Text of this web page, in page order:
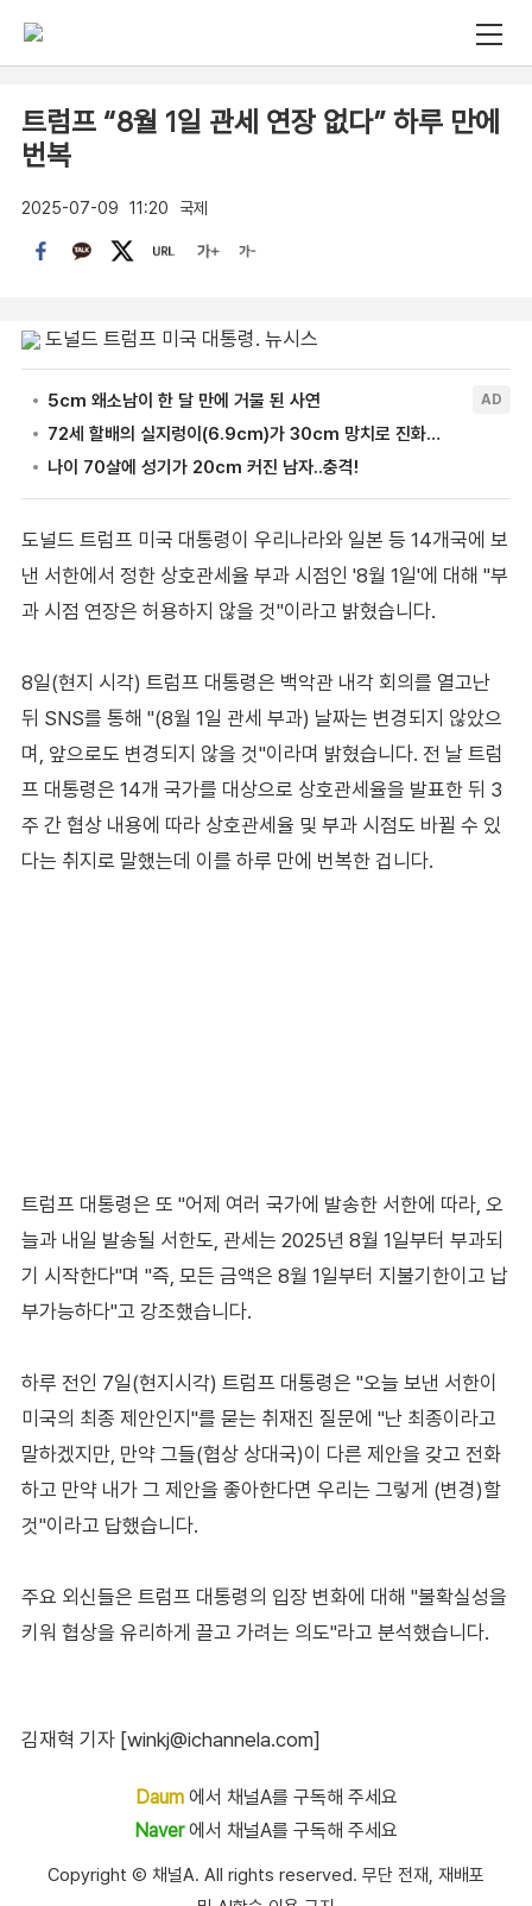
트럼프 “8월 1일 관세 연장 없다” 하루 만에
번복
2025-07-09 11:20 국제
도널드 트럼프 미국 대통령. 뉴시스
도널드 트럼프 미국 대통령이 우리나라와 일본 등 14개국에 보
낸 서한에서 정한 상호관세율 부과 시점인 '8월 1일'에 대해 "부
과 시점 연장은 허용하지 않을 것"이라고 밝혔습니다.
8일(현지 시각) 트럼프 대통령은 백악관 내각 회의를 열고난
뒤 SNS를 통해 "(8월 1일 관세 부과) 날짜는 변경되지 않았으
며, 앞으로도 변경되지 않을 것"이라며 밝혔습니다. 전 날 트럼
프 대통령은 14개 국가를 대상으로 상호관세율을 발표한 뒤 3
주 간 협상 내용에 따라 상호관세율 및 부과 시점도 바뀔 수 있
다는 취지로 말했는데 이를 하루 만에 번복한 겁니다.
트럼프 대통령은 또 "어제 여러 국가에 발송한 서한에 따라, 오
늘과 내일 발송될 서한도, 관세는 2025년 8월 1일부터 부과되
기 시작한다"며 "즉, 모든 금액은 8월 1일부터 지불기한이고 납
부가능하다"고 강조했습니다.
하루 전인 7일(현지시각) 트럼프 대통령은 "오늘 보낸 서한이
미국의 최종 제안인지"를 묻는 취재진 질문에 "난 최종이라고
말하겠지만, 만약 그들(협상 상대국)이 다른 제안을 갖고 전화
하고 만약 내가 그 제안을 좋아한다면 우리는 그렇게 (변경)할
것"이라고 답했습니다.
주요 외신들은 트럼프 대통령의 입장 변화에 대해 "불확실성을
키워 협상을 유리하게 끌고 가려는 의도"라고 분석했습니다.
김재혁 기자 [winkj@ichannela.com]
Daum에서 채널A를 구독해 주세요
Naver에서 채널A를 구독해 주세요
Copyright Ⓒ 채널A. All rights reserved. 무단 전재, 재배포